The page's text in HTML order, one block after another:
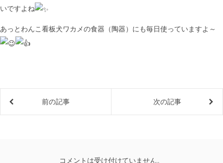
いですよね
あっとわんこ看板犬ワカメの食器（陶器）にも毎日使っていますよ～
前の記事 次の記事
コメントは受け付けていません。